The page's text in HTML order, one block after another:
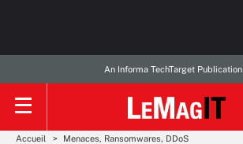
An Informa TechTarget Publication
Accueil Menaces, Ransomwares, DDoS